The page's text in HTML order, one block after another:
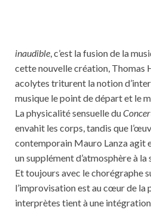
inaudible, c’est la fusion de la
cette nouvelle création, Thomas
acolytes triturent la notion
musique le point de départ et le
La physicalité sensuelle du
envahit les corps, tandis que
contemporain Mauro Lanza agit
un supplément d’atmosphère à la
Et toujours avec le chorégraphe
l’improvisation est au cœur de la
interprètes tient à une